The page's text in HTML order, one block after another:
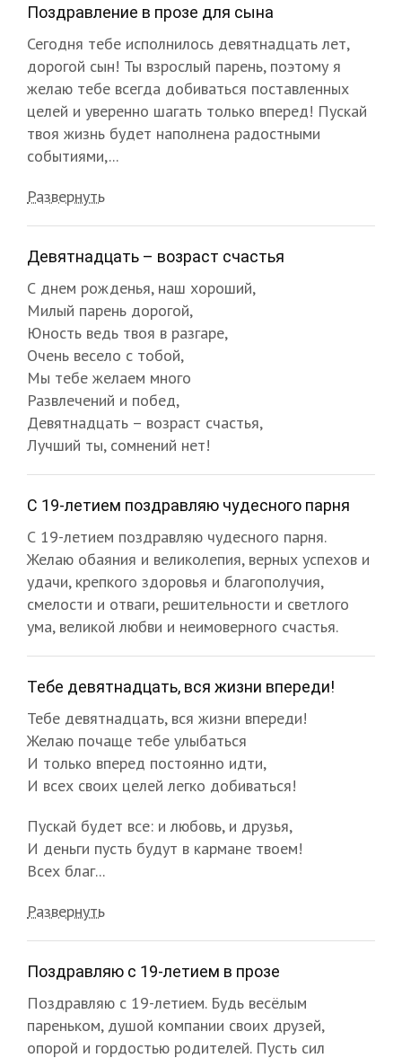
Поздравление в прозе для сына
Сегодня тебе исполнилось девятнадцать лет,
дорогой сын! Ты взрослый парень, поэтому я
желаю тебе всегда добиваться поставленных
целей и уверенно шагать только вперед! Пускай
твоя жизнь будет наполнена радостными
событиями,...
Развернуть
Девятнадцать – возраст счастья
С днем рожденья, наш хороший,
Милый парень дорогой,
Юность ведь твоя в разгаре,
Очень весело с тобой,
Мы тебе желаем много
Развлечений и побед,
Девятнадцать – возраст счастья,
Лучший ты, сомнений нет!
С 19-летием поздравляю чудесного парня
С 19-летием поздравляю чудесного парня.
Желаю обаяния и великолепия, верных успехов и
удачи, крепкого здоровья и благополучия,
смелости и отваги, решительности и светлого
ума, великой любви и неимоверного счастья.
Тебе девятнадцать, вся жизни впереди!
Тебе девятнадцать, вся жизни впереди!
Желаю почаще тебе улыбаться
И только вперед постоянно идти,
И всех своих целей легко добиваться!
Пускай будет все: и любовь, и друзья,
И деньги пусть будут в кармане твоем!
Всех благ...
Развернуть
Поздравляю с 19-летием в прозе
Поздравляю с 19-летием. Будь весёлым
пареньком, душой компании своих друзей,
опорой и гордостью родителей. Пусть сил